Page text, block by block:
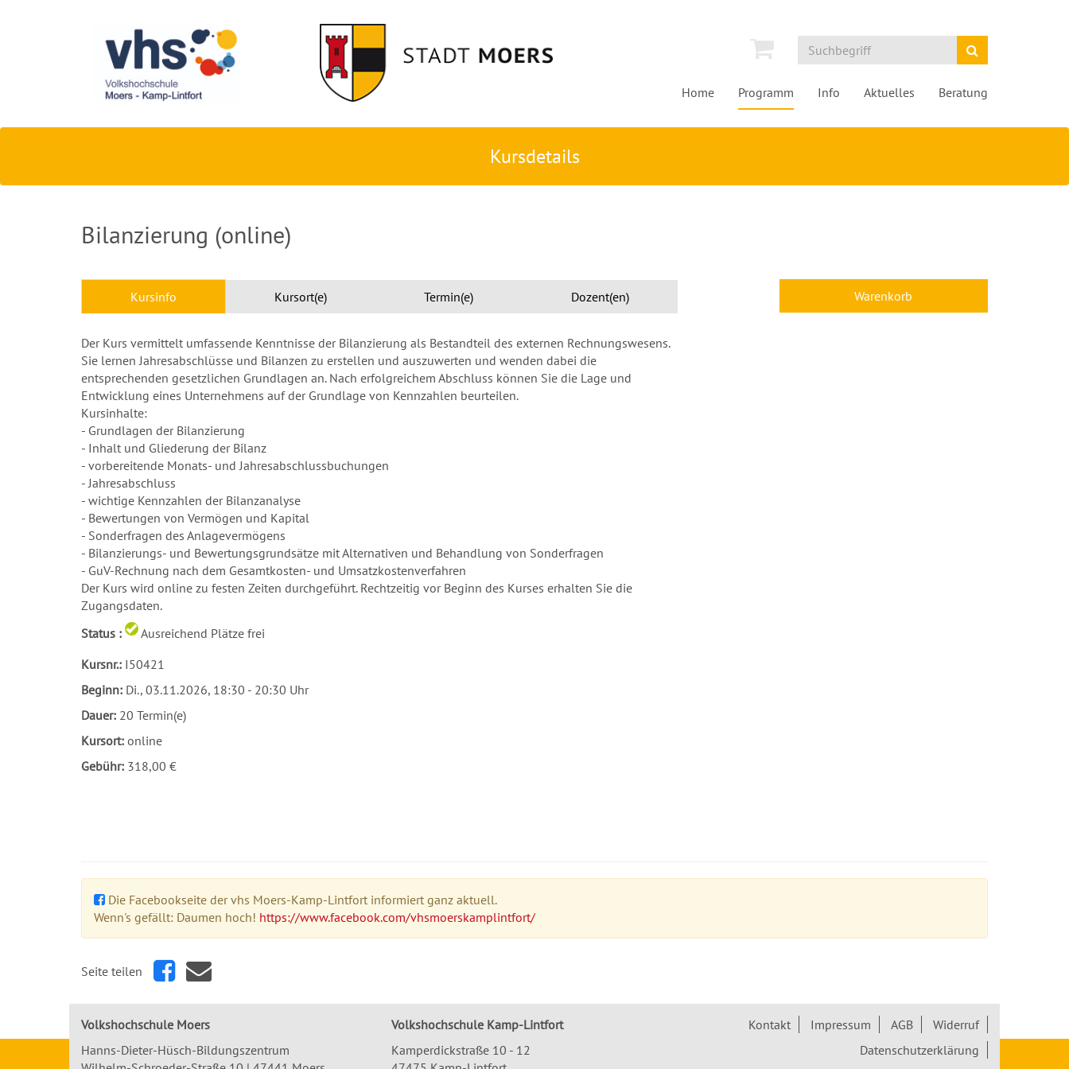
Home Programm Info Aktuelles Beratung
Kursdetails
Bilanzierung (online)
Kursinfo Kursort(e) Termin(e) Dozent(en)
Der Kurs vermittelt umfassende Kenntnisse der Bilanzierung als Bestandteil des externen Rechnungswesens.
Sie lernen Jahresabschlüsse und Bilanzen zu erstellen und auszuwerten und wenden dabei die
entsprechenden gesetzlichen Grundlagen an. Nach erfolgreichem Abschluss können Sie die Lage und
Entwicklung eines Unternehmens auf der Grundlage von Kennzahlen beurteilen.
Kursinhalte:
- Grundlagen der Bilanzierung
- Inhalt und Gliederung der Bilanz
- vorbereitende Monats- und Jahresabschlussbuchungen
- Jahresabschluss
- wichtige Kennzahlen der Bilanzanalyse
- Bewertungen von Vermögen und Kapital
- Sonderfragen des Anlagevermögens
- Bilanzierungs- und Bewertungsgrundsätze mit Alternativen und Behandlung von Sonderfragen
- GuV-Rechnung nach dem Gesamtkosten- und Umsatzkostenverfahren
Der Kurs wird online zu festen Zeiten durchgeführt. Rechtzeitig vor Beginn des Kurses erhalten Sie die
Zugangsdaten.
Status :
Ausreichend Plätze frei
Kursnr.: I50421
Beginn: Di., 03.11.2026, 18:30 - 20:30 Uhr
Dauer: 20 Termin(e)
Kursort: online
Gebühr: 318,00 €
Warenkorb
Die Facebookseite der vhs Moers-Kamp-Lintfort informiert ganz aktuell.
Wenn's gefällt: Daumen hoch! https://www.facebook.com/vhsmoerskamplintfort/
Seite teilen
Volkshochschule Moers
Hanns-Dieter-Hüsch-Bildungszentrum
Volkshochschule Kamp-Lintfort
Kamperdickstraße 10 - 12
Kontakt Impressum AGB
Widerruf
Datenschutzerklärung